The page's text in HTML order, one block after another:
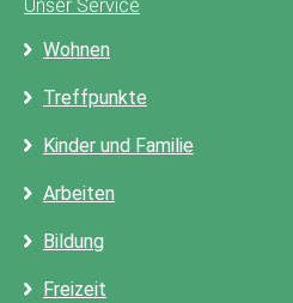
Unser Service
Wohnen
Treffpunkte
Kinder und Familie
Arbeiten
Bildung
Freizeit